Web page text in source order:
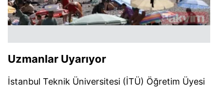
Uzmanlar Uyarıyor
İstanbul Teknik Üniversitesi (İTÜ) Öğretim Üyesi